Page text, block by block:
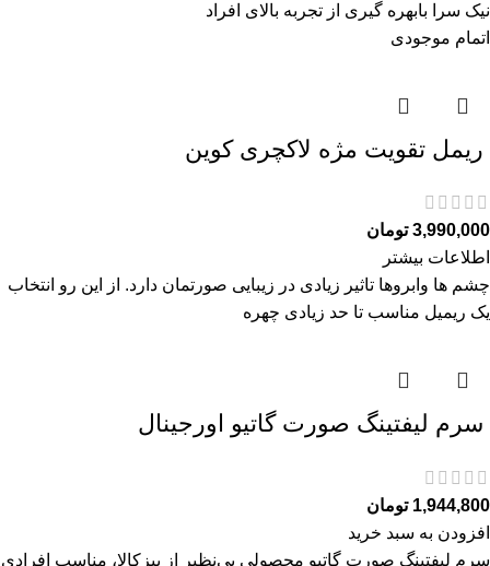
نیک سرا بابهره گیری از تجربه بالای افراد
اتمام موجودی
ريمل تقويت مژه لاكچری كوين
3,990,000 تومان
اطلاعات بیشتر
چشم ها وابروها تاثیر زیادی در زیبایی صورتمان دارد. از این رو انتخاب
یک ریمیل مناسب تا حد زیادی چهره
سرم ليفتينگ صورت گاتیو اورجینال
1,944,800 تومان
افزودن به سبد خرید
سرم ليفتينگ صورت گاتیو محصولی بی‌نظیر از بیزکالا، مناسب افرادی